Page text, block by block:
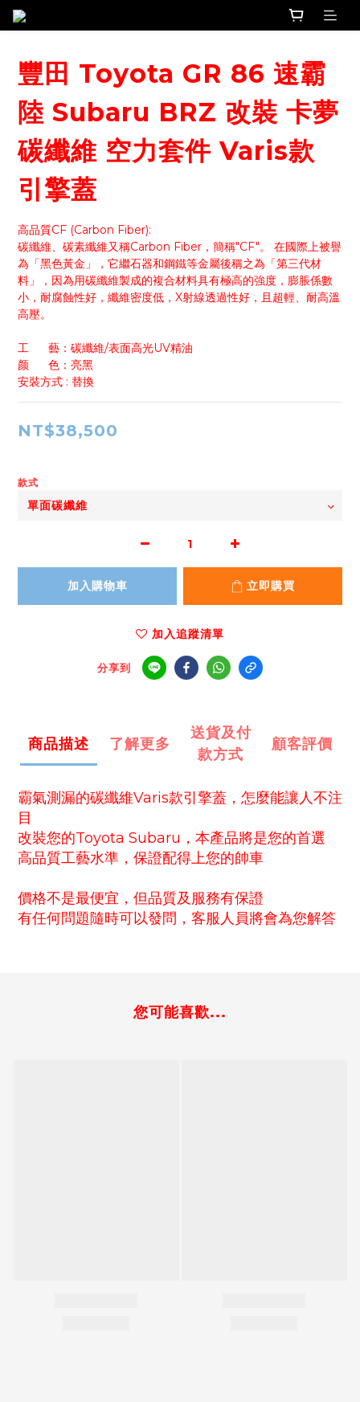
豐田 Toyota GR 86 速霸
陸 Subaru BRZ 改裝 卡夢
碳纖維 空力套件 Varis款
引擎蓋
高品質CF (Carbon Fiber):
碳纖維、碳素纖維又稱Carbon Fiber，簡稱"CF"。 在國際上被譽
為「黑色黃金」，它繼石器和鋼鐵等金屬後稱之為「第三代材
料」，因為用碳纖維製成的複合材料具有極高的強度，膨脹係數
小，耐腐蝕性好，纖維密度低，X射線透過性好，且超輕、耐高溫
高壓。
工      藝：碳纖維/表面高光UV精油
颜      色：亮黑
安裝方式 : 替換
NT$38,500
款式
加入購物車 立即購買
加入追蹤清單
分享到
商品描述 了解更多
送貨及付
款方式
顧客評價
霸氣測漏的碳纖維Varis款引擎蓋，怎麼能讓人不注
目
改裝您的Toyota Subaru，本產品將是您的首選
高品質工藝水準，保證配得上您的帥車
價格不是最便宜，但品質及服務有保證
有任何問題隨時可以發問，客服人員將會為您解答
您可能喜歡...